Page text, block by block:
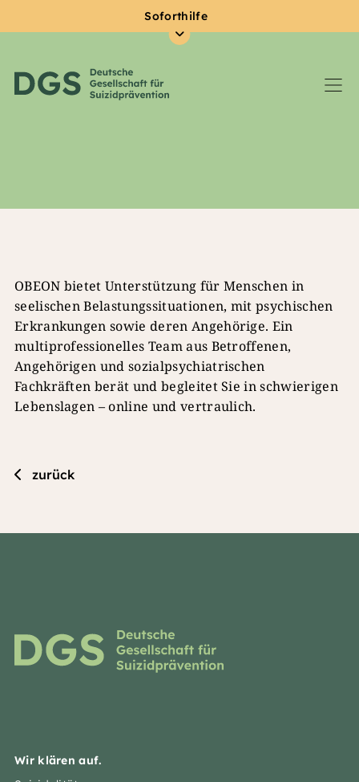
Soforthilfe
OBEON bietet Unterstützung für Menschen in
seelischen Belastungssituationen, mit psychischen
Erkrankungen sowie deren Angehörige. Ein
multiprofessionelles Team aus Betroffenen,
Angehörigen und sozialpsychiatrischen
Fachkräften berät und begleitet Sie in schwierigen
Lebenslagen – online und vertraulich.
zurück
Wir klären auf.